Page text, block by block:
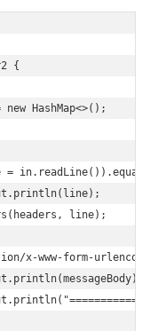
{
HashMap<>();
=
line);
x-www-form-